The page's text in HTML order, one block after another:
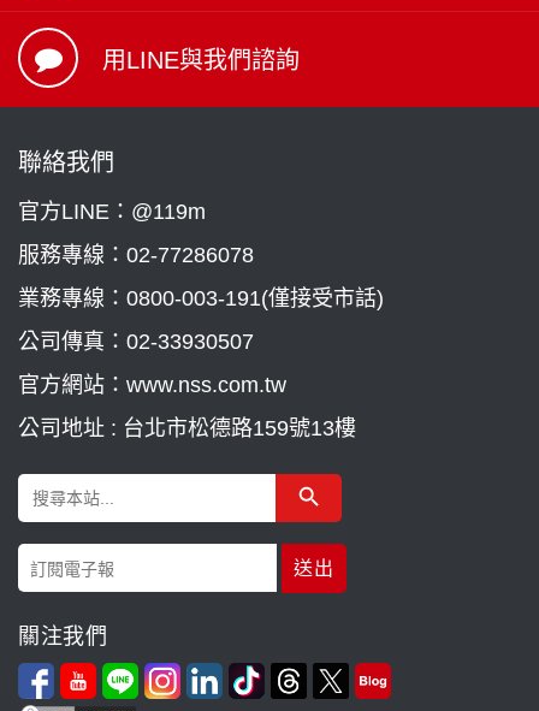
用LINE與我們諮詢
聯絡我們
官方LINE：@119m
服務專線： 02-77286078
業務專線： 0800-003-191(僅接受市話)
公司傳真：02-33930507
官方網站：www.nss.com.tw
公司地址 : 台北市松德路159號13樓
Search
for:
Search Button
關注我們